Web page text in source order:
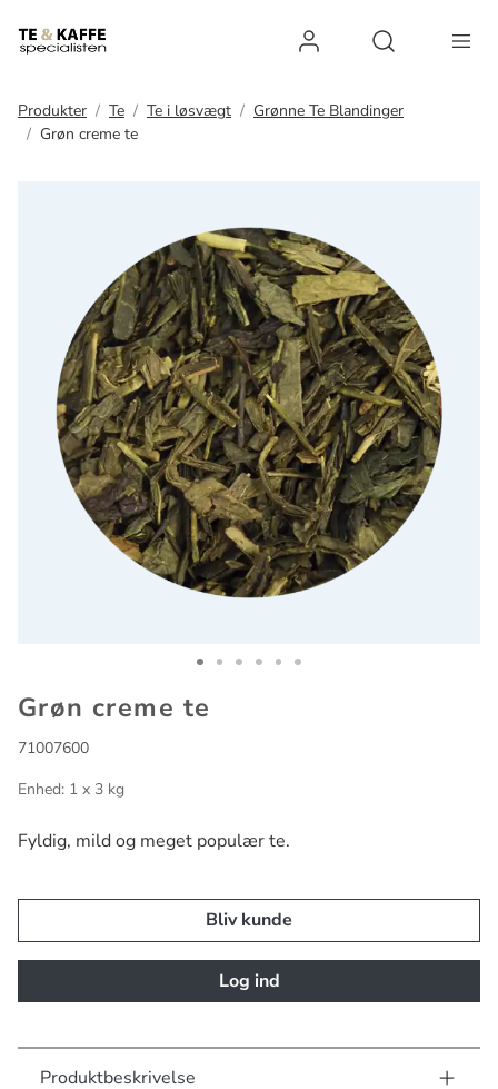
Log ind
Produkter Te Te i løsvægt
Grønne Te Blandinger
Grøn creme te
Grøn creme te
71007600
Enhed: 1 x 3 kg
Fyldig, mild og meget populær te.
Bliv kunde
Log ind
Produktbeskrivelse